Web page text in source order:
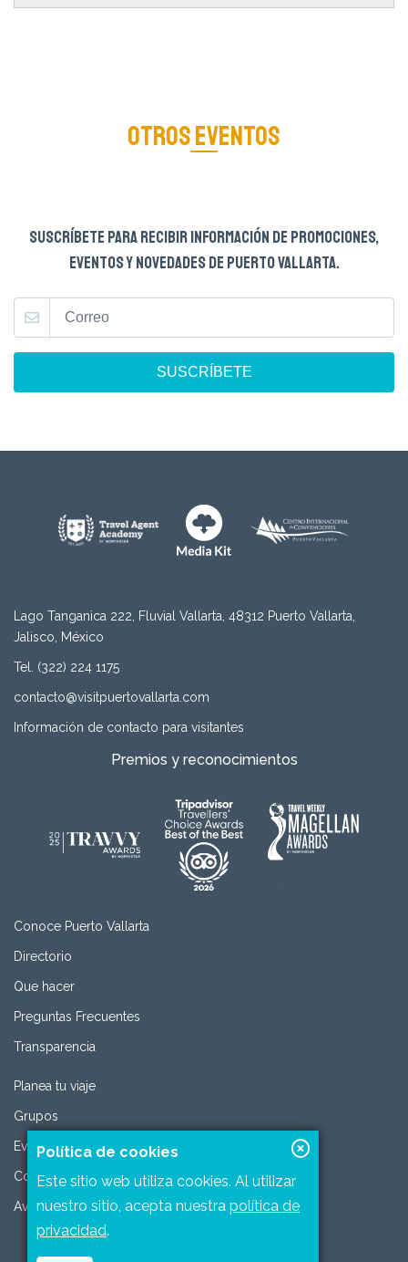
OTROS EVENTOS
SUSCRÍBETE PARA RECIBIR INFORMACIÓN DE PROMOCIONES,
EVENTOS Y NOVEDADES DE PUERTO VALLARTA.
SUSCRÍBETE
Lago Tanganica 222, Fluvial Vallarta, 48312 Puerto Vallarta,
Jalisco, México
Tel. (322) 224 1175
contacto@visitpuertovallarta.com
Información de contacto para visitantes
Premios y reconocimientos
Conoce Puerto Vallarta
Directorio
Que hacer
Preguntas Frecuentes
Transparencia
Planea tu viaje
Grupos
Eventos
Contacto
Aviso de privacidad
Política de cookies
Este sitio web utiliza cookies. Al utilizar
nuestro sitio, acepta nuestra política de
privacidad.